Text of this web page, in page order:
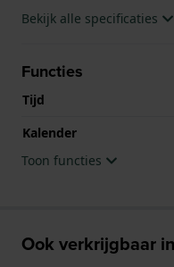
Bekijk alle specificaties
Functies
Tijd
Kalender
Toon functies
Ook verkrijgbaar